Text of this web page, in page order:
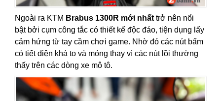
Ngoài ra KTM Brabus 1300R mới nhất trở nên nổi
bật bởi cụm công tắc có thiết kế độc đáo, tiện dụng lấy
cảm hứng từ tay cầm chơi game. Nhờ đó các nút bấm
có tiết diện khá to và mỏng thay vì các nút lồi thường
thấy trên các dòng xe mô tô.